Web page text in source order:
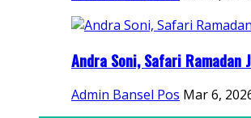
Andra Soni, Safari Ramadan
Admin Bansel Pos Mar 6,